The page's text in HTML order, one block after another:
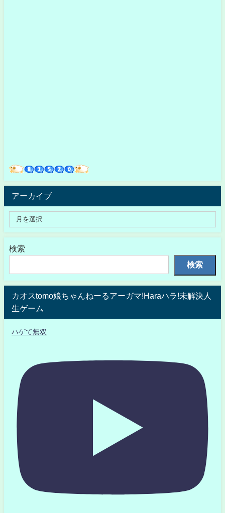
アーカイブ
検索
検索
カオスtomo娘ちゃんねーるアーガマ!Haraハラ!未解決人
生ゲーム
ハゲて無双